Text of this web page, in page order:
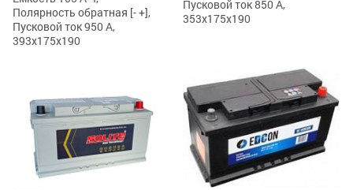
Полярность обратная [- +],
Пусковой ток 950 А,
393x175x190
Пусковой ток 850 А,
353x175x190